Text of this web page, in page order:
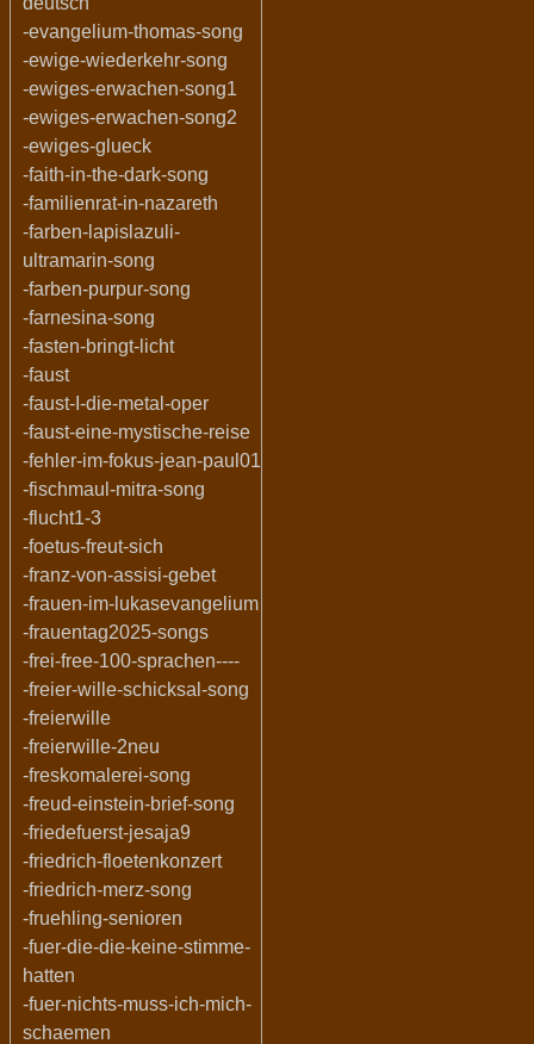
-evangelium-thomas-song
-ewige-wiederkehr-song
-ewiges-erwachen-song1
-ewiges-erwachen-song2
-ewiges-glueck
-faith-in-the-dark-song
-familienrat-in-nazareth
-farben-lapislazuli-
ultramarin-song
-farben-purpur-song
-farnesina-song
-fasten-bringt-licht
-faust
-faust-I-die-metal-oper
-faust-eine-mystische-reise
-fehler-im-fokus-jean-paul01
-fischmaul-mitra-song
-flucht1-3
-foetus-freut-sich
-franz-von-assisi-gebet
-frauen-im-lukasevangelium
-frauentag2025-songs
-frei-free-100-sprachen----
-freier-wille-schicksal-song
-freierwille
-freierwille-2neu
-freskomalerei-song
-freud-einstein-brief-song
-friedefuerst-jesaja9
-friedrich-floetenkonzert
-friedrich-merz-song
-fruehling-senioren
-fuer-die-die-keine-stimme-
hatten
-fuer-nichts-muss-ich-mich-
schaemen